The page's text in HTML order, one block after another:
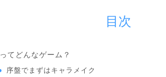
目次
ってどんなゲーム？
序盤でまずはキャラメイク